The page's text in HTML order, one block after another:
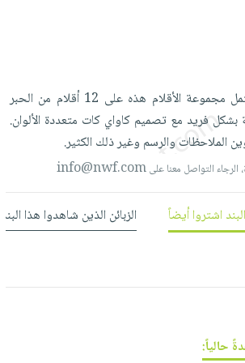
مجموعة الأقلام هذهعلى 12 أقلام من الحبر
بشكل فريد معتصميمكاوايكات متعددة الألوان.
الملاحظاتوالرسم وغيرذلك الكثير.
الرجاء التواصل معنا علىinfo@nwf.com
اشتروا أيضاً الزبائن الذين شاهدوا هذا
حالياً: